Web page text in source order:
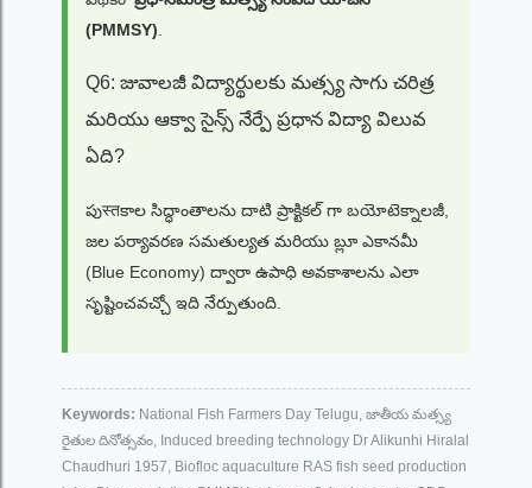
(PMMSY)
Q6: జువాలజీ విద్యార్థులకు మత్స్య సాగు చరిత్ర
మరియు ఆక్వా సైన్స్ నేర్పే ప్రధాన విద్యా విలువ
ఏది?
పుस्तకాల సిద్ధాంతాలను దాటి ప్రాక్టికల్ గా బయోటెక్నాలజీ,
జల పర్యావరణ సమతుల్యత మరియు బ్లూ ఎకానమీ
(Blue Economy) ద్వారా ఉపాధి అవకాశాలను ఎలా
సృష్టించవచ్చో ఇది నేర్పుతుంది.
Keywords: National Fish Farmers Day Telugu, జాతీయ మత్స్య
రైతుల దినోత్సవం, Induced breeding technology Dr Alikunhi Hiralal
Chaudhuri 1957, Biofloc aquaculture RAS fish seed production